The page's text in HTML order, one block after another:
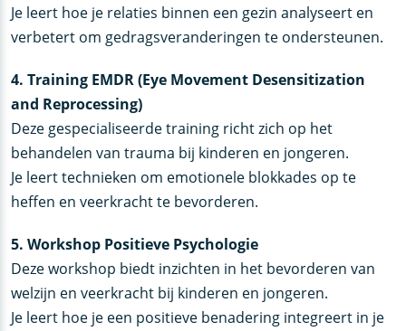
Je leert hoe je relaties binnen een gezin analyseert en
verbetert om gedragsveranderingen te ondersteunen.
4. Training EMDR (Eye Movement Desensitization
and Reprocessing)
Deze gespecialiseerde training richt zich op het
behandelen van trauma bij kinderen en jongeren.
Je leert technieken om emotionele blokkades op te
heffen en veerkracht te bevorderen.
5. Workshop Positieve Psychologie
Deze workshop biedt inzichten in het bevorderen van
welzijn en veerkracht bij kinderen en jongeren.
Je leert hoe je een positieve benadering integreert in je